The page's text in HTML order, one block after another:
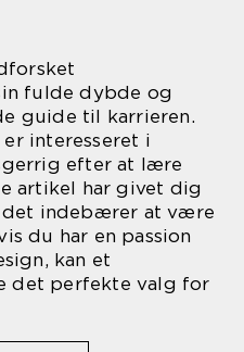
fulde dybde og
guide til karrieren.
interesseret i
efter at lære
artikel har givet dig
indebærer at være
du har en passion
kan et
det perfekte valg for